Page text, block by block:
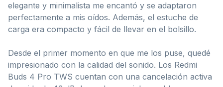
elegante y minimalista me encantó y se adaptaron
perfectamente a mis oídos. Además, el estuche de
carga era compacto y fácil de llevar en el bolsillo.
Desde el primer momento en que me los puse, quedé
impresionado con la calidad del sonido. Los Redmi
Buds 4 Pro TWS cuentan con una cancelación activa